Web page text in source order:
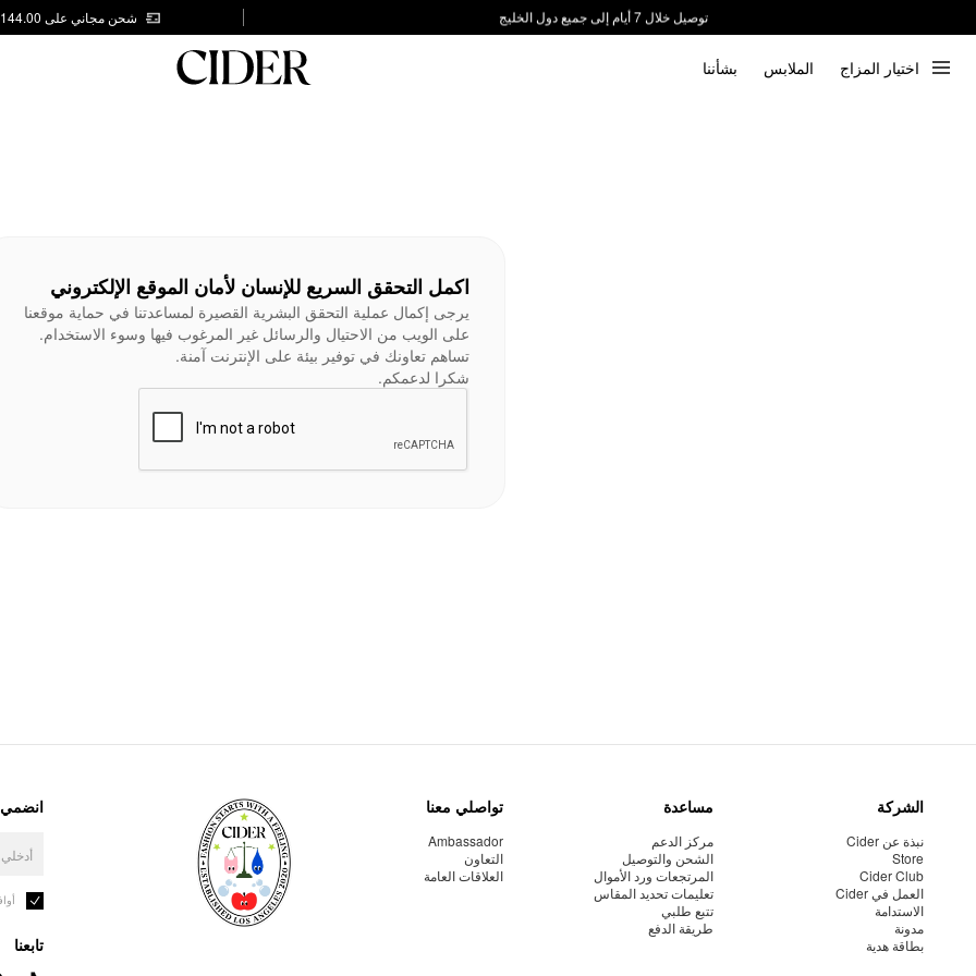
ندعم الدفع عند الاستلام 📦 شحن مجاني على AED 144.00
اختيار المزاج الملابس بشأننا
اكمل التحقق السريع للإنسان لأمان الموقع الإلكتروني
يرجى إكمال عملية التحقق البشرية القصيرة لمساعدتنا في حماية موقعنا
على الويب من الاحتيال والرسائل غير المرغوب فيها وسوء الاستخدام.
تساهم تعاونك في توفير بيئة على الإنترنت آمنة.
شكرا لدعمكم.
الشركة
نبذة عن Cider
Store
Cider Club
العمل في Cider
الاستدامة
مدونة
بطاقة هدية
مساعدة
مركز الدعم
الشحن والتوصيل
المرتجعات ورد الأموال
تعليمات تحديد المقاس
تتبع طلبي
طريقة الدفع
تواصلي معنا
Ambassador
التعاون
العلاقات العامة
انضمي
تابعنا